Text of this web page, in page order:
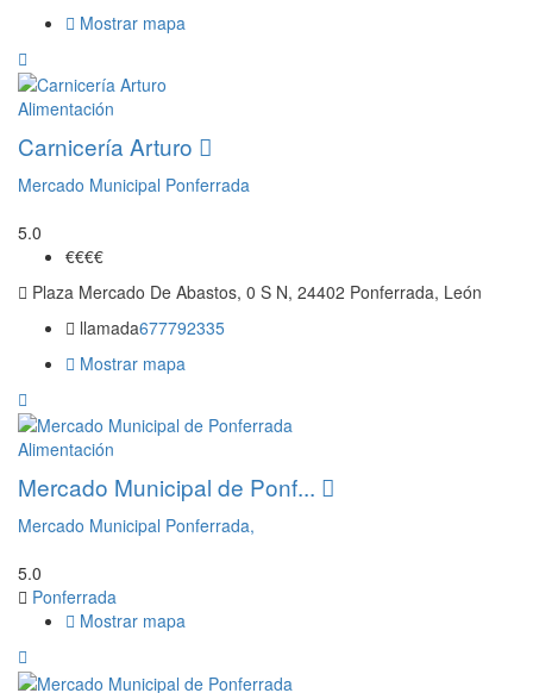
Mostrar mapa
Alimentación
Carnicería Arturo
Mercado Municipal Ponferrada
5.0
€€€€
Plaza Mercado De Abastos, 0 S N, 24402 Ponferrada, León
llamada677792335
Mostrar mapa
Alimentación
Mercado Municipal de Ponf...
Mercado Municipal Ponferrada,
5.0
Ponferrada
Mostrar mapa